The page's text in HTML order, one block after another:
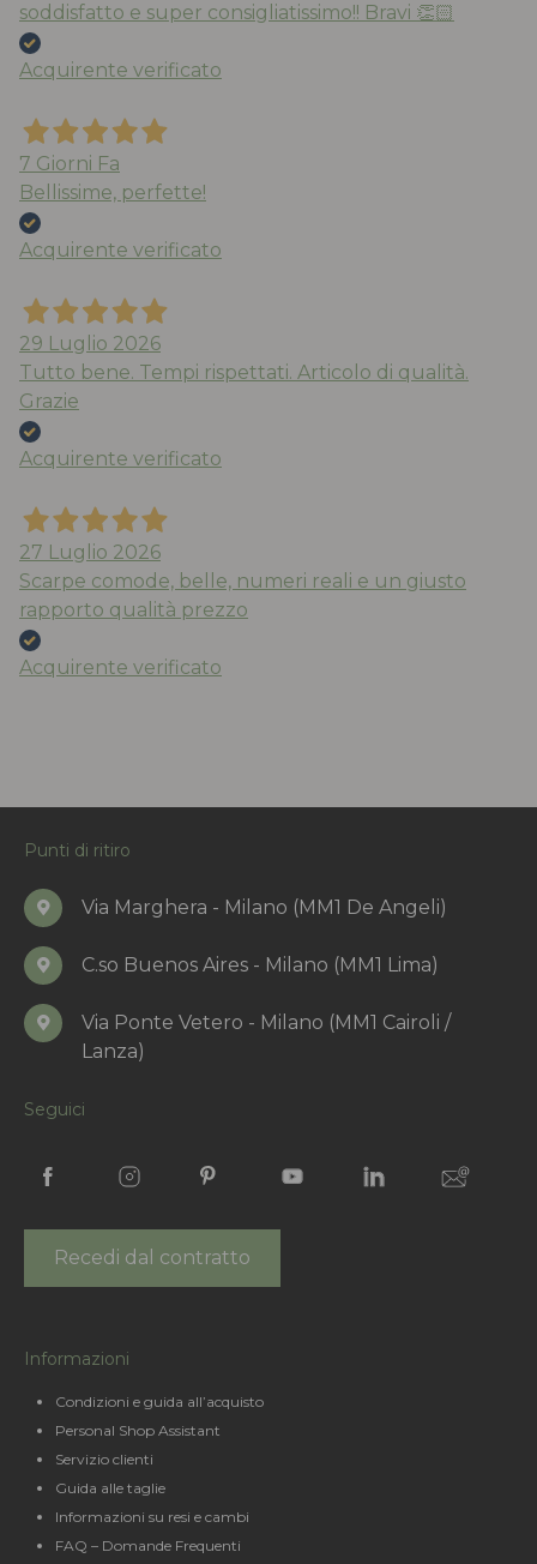
soddisfatto e super consigliatissimo!! Bravi 👏🏻
Acquirente verificato
7 Giorni Fa
Bellissime, perfette!
Acquirente verificato
29 Luglio 2026
Tutto bene. Tempi rispettati. Articolo di qualità.
Grazie
Acquirente verificato
27 Luglio 2026
Scarpe comode, belle, numeri reali e un giusto
rapporto qualità prezzo
Acquirente verificato
Punti di ritiro
Via Marghera - Milano (MM1 De Angeli)
C.so Buenos Aires - Milano (MM1 Lima)
Via Ponte Vetero - Milano (MM1 Cairoli /
Lanza)
Seguici
Recedi dal contratto
Informazioni
Condizioni e guida all’acquisto
Personal Shop Assistant
Servizio clienti
Guida alle taglie
Informazioni su resi e cambi
FAQ – Domande Frequenti